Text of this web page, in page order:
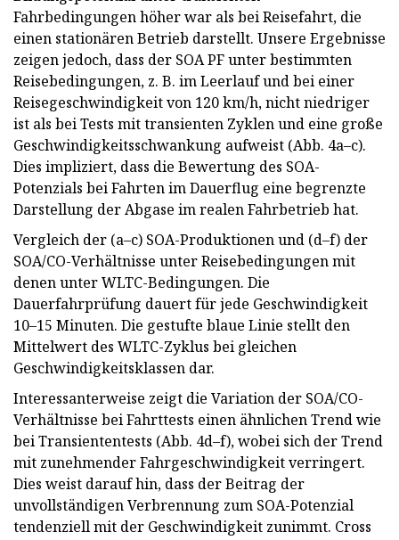
Fahrbedingungen höher war als bei Reisefahrt, die
einen stationären Betrieb darstellt. Unsere Ergebnisse
zeigen jedoch, dass der SOA PF unter bestimmten
Reisebedingungen, z. B. im Leerlauf und bei einer
Reisegeschwindigkeit von 120 km/h, nicht niedriger
ist als bei Tests mit transienten Zyklen und eine große
Geschwindigkeitsschwankung aufweist (Abb. 4a–c).
Dies impliziert, dass die Bewertung des SOA-
Potenzials bei Fahrten im Dauerflug eine begrenzte
Darstellung der Abgase im realen Fahrbetrieb hat.
Vergleich der (a–c) SOA-Produktionen und (d–f) der
SOA/CO-Verhältnisse unter Reisebedingungen mit
denen unter WLTC-Bedingungen. Die
Dauerfahrprüfung dauert für jede Geschwindigkeit
10–15 Minuten. Die gestufte blaue Linie stellt den
Mittelwert des WLTC-Zyklus bei gleichen
Geschwindigkeitsklassen dar.
Interessanterweise zeigt die Variation der SOA/CO-
Verhältnisse bei Fahrttests einen ähnlichen Trend wie
bei Transiententests (Abb. 4d–f), wobei sich der Trend
mit zunehmender Fahrgeschwindigkeit verringert.
Dies weist darauf hin, dass der Beitrag der
unvollständigen Verbrennung zum SOA-Potenzial
tendenziell mit der Geschwindigkeit zunimmt. Cross